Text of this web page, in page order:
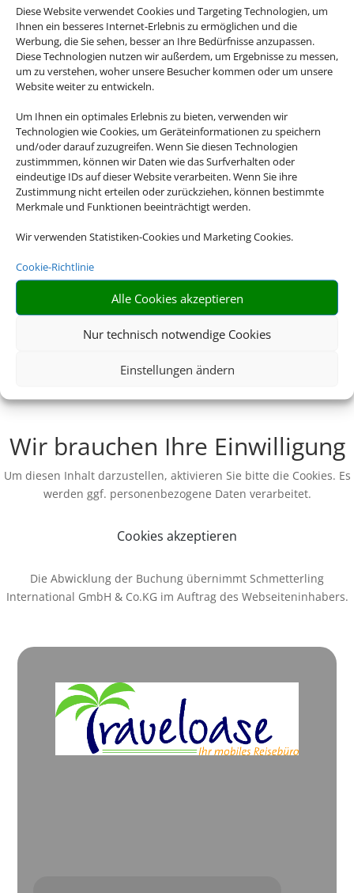
Diese Website verwendet Cookies und Targeting Technologien, um
Ihnen ein besseres Internet-Erlebnis zu ermöglichen und die
Werbung, die Sie sehen, besser an Ihre Bedürfnisse anzupassen.
Diese Technologien nutzen wir außerdem, um Ergebnisse zu messen,
um zu verstehen, woher unsere Besucher kommen oder um unsere
Website weiter zu entwickeln.
Um Ihnen ein optimales Erlebnis zu bieten, verwenden wir
Technologien wie Cookies, um Geräteinformationen zu speichern
und/oder darauf zuzugreifen. Wenn Sie diesen Technologien
zustimmmen, können wir Daten wie das Surfverhalten oder
eindeutige IDs auf dieser Website verarbeiten. Wenn Sie ihre
Zustimmung nicht erteilen oder zurückziehen, können bestimmte
Merkmale und Funktionen beeinträchtigt werden.
Wir verwenden Statistiken-Cookies und Marketing Cookies.
Cookie-Richtlinie
Alle Cookies akzeptieren
Nur technisch notwendige Cookies
Einstellungen ändern
Wir brauchen Ihre Einwilligung
Um diesen Inhalt darzustellen, aktivieren Sie bitte die Cookies. Es
werden ggf. personenbezogene Daten verarbeitet.
Cookies akzeptieren
Die Abwicklung der Buchung übernimmt Schmetterling
International GmbH & Co.KG im Auftrag des Webseiteninhabers.